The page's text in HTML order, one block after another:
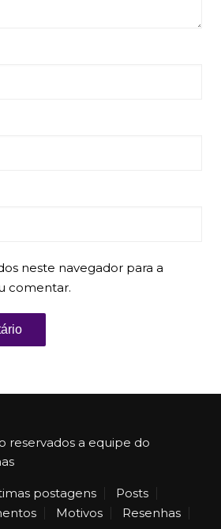
neste navegador para a
comentar.
reservados a equipe do
postagens
Posts
Motivos
Resenhas